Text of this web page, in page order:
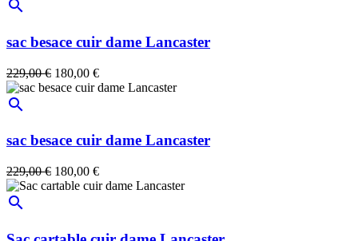
search
sac besace cuir dame Lancaster
229,00 € 180,00 €
search
sac besace cuir dame Lancaster
229,00 € 180,00 €
search